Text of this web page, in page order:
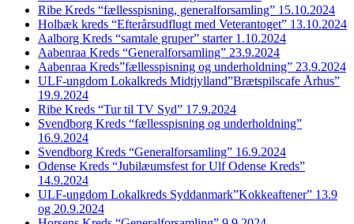
Ribe Kreds “fællesspisning, generalforsamling” 15.10.2024
Holbæk kreds “Efterårsudflugt med Veterantoget” 13.10.2024
Aalborg Kreds “samtale gruper” starter 1.10.2024
Aabenraa Kreds “Generalforsamling” 23.9.2024
Aabenraa Kreds”fællesspisning og underholdning” 23.9.2024
ULF-ungdom Lokalkreds Midtjylland”Brætspilscafe Århus”
19.9.2024
Ribe Kreds “Tur til TV Syd” 17.9.2024
Svendborg Kreds “fællesspisning og underholdning”
16.9.2024
Svendborg Kreds “Generalforsamling” 16.9.2024
Odense Kreds “Jubilæumsfest for Ulf Odense Kreds”
14.9.2024
ULF-ungdom Lokalkreds Syddanmark”Kokkeaftener” 13.9
og 20.9.2024